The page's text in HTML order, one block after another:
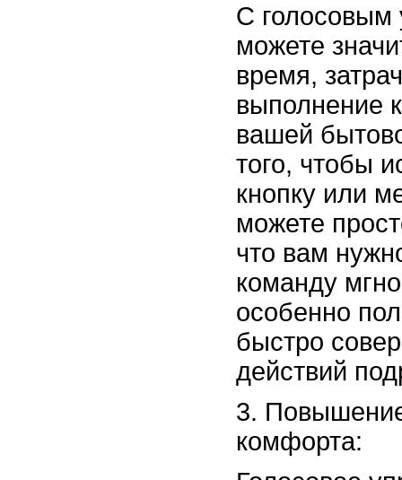
С голосовым
можете
время,
выполнение
вашей
того, чтобы
кнопку или
можете
что вам
команду
особенно
быстро
действий
комфорта: